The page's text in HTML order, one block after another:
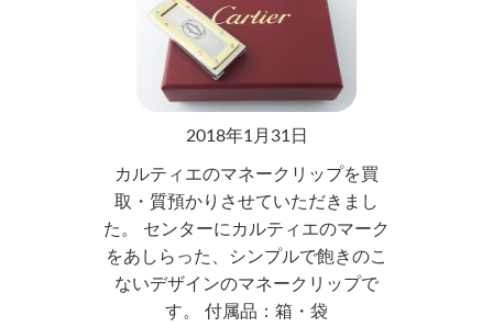
2018年1月31日
カルティエのマネークリップを買
取・質預かりさせていただきまし
た。 センターにカルティエのマーク
をあしらった、シンプルで飽きのこ
ないデザインのマネークリップで
す。 付属品：箱・袋